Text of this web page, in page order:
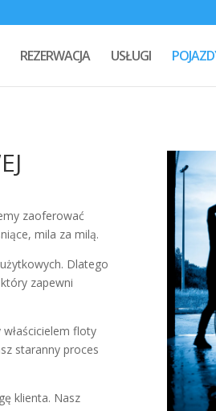
REZERWACJA USŁUGI
zaoferować
mila za milą.
Dlatego
zapewni
floty
staranny proces
klienta. Nasz